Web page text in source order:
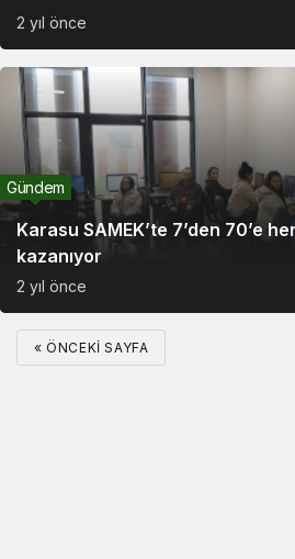
2 yıl önce
Karasu SAMEK’te 7’den 70’e
kazanıyor
Gündem
2 yıl önce
« ÖNCEKI SAYFA